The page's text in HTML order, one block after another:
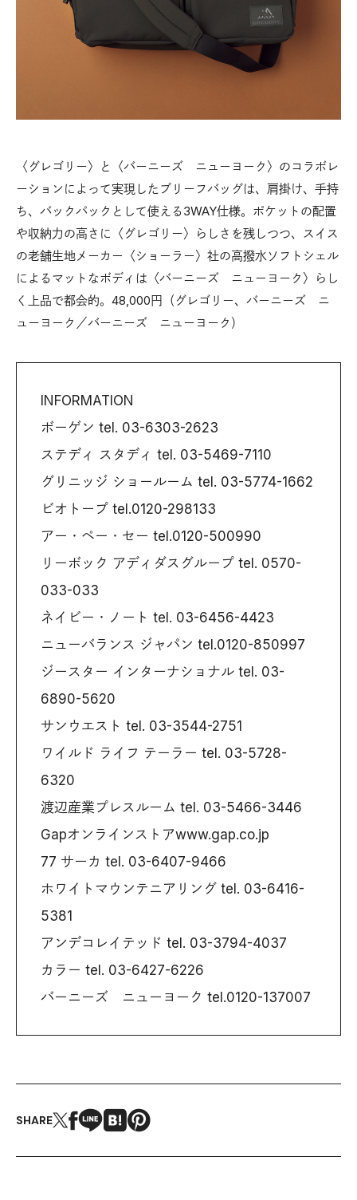
〈グレゴリー〉と〈バーニーズ ニューヨーク〉のコラボレ
ーションによって実現したブリーフバッグは、肩掛け、手持
ち、バックパックとして使える3WAY仕様。ポケットの配置
や収納力の高さに〈グレゴリー〉らしさを残しつつ、スイス
の老舗生地メーカー〈ショーラー〉社の高撥水ソフトシェル
によるマットなボディは〈バーニーズ ニューヨーク〉らし
く上品で都会的。48,000円（グレゴリー、バーニーズ ニ
ューヨーク／バーニーズ ニューヨーク）
INFORMATION
ボーゲン tel. 03-6303-2623
ステディ スタディ tel. 03-5469-7110
グリニッジ ショールーム tel. 03-5774-1662
ビオトープ tel.0120-298133
アー・ペー・セー tel.0120-500990
リーボック アディダスグループ tel. 0570-
033-033
ネイビー・ノート tel. 03-6456-4423
ニューバランス ジャパン tel.0120-850997
ジースター インターナショナル tel. 03-
6890-5620
サンウエスト tel. 03-3544-2751
ワイルド ライフ テーラー tel. 03-5728-
6320
渡辺産業プレスルーム tel. 03-5466-3446
Gapオンラインストアwww.gap.co.jp
77 サーカ tel. 03-6407-9466
ホワイトマウンテニアリング tel. 03-6416-
5381
アンデコレイテッド tel. 03-3794-4037
カラー tel. 03-6427-6226
バーニーズ ニューヨーク tel.0120-137007
SHARE